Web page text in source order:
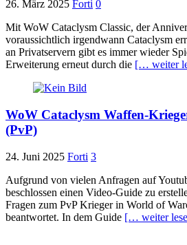
26. März 2025 Forti 0
Mit WoW Cataclysm Classic, der
voraussichtlich irgendwann Cataclysm
an Privatservern gibt es immer wieder
Erweiterung erneut durch die [… weiter
WoW Cataclysm Waffen-
(PvP)
24. Juni 2025 Forti 3
Aufgrund von vielen Anfragen auf
beschlossen einen Video-Guide zu
Fragen zum PvP Krieger in World of
beantwortet. In dem Guide [… weiter